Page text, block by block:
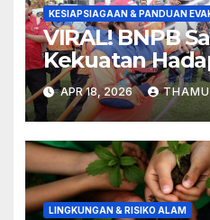
KESIAPSIAGAAN & PANDUAN
VIRAL! BNPB
Kekuatan
Apel Siaga
Kalimantan
APR 18, 2026
LINGKUNGAN & RISIKO ALAM